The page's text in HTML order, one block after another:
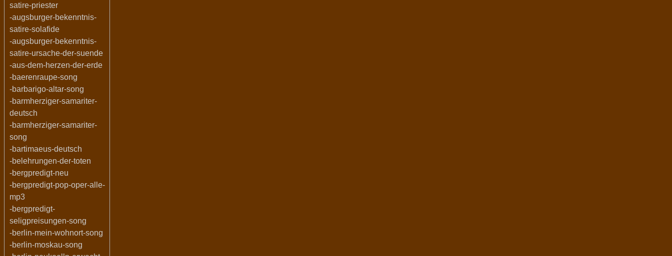
satire-priester
-augsburger-bekenntnis-
satire-solafide
-augsburger-bekenntnis-
satire-ursache-der-suende
-aus-dem-herzen-der-erde
-baerenraupe-song
-barbarigo-altar-song
-barmherziger-samariter-
deutsch
-barmherziger-samariter-
song
-bartimaeus-deutsch
-belehrungen-der-toten
-bergpredigt-neu
-bergpredigt-pop-oper-alle-
mp3
-bergpredigt-
seligpreisungen-song
-berlin-mein-wohnort-song
-berlin-moskau-song